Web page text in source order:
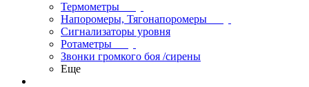
Термометры
Напоромеры, Тягонапоромеры
Сигнализаторы уровня
Ротаметры
Звонки громкого боя /сирены
Еще